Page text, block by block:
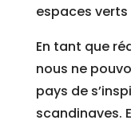
espaces
En tant que
nous ne
pays de
scandinaves.